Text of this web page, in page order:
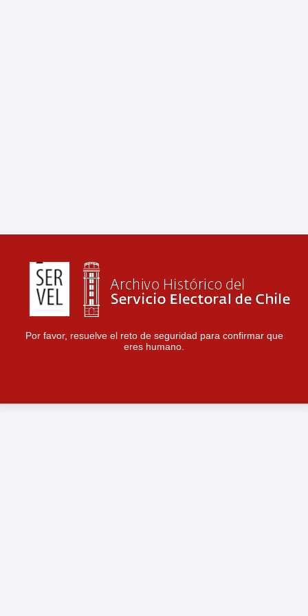
Por favor, resuelve el reto de seguridad para confirmar que
eres humano.